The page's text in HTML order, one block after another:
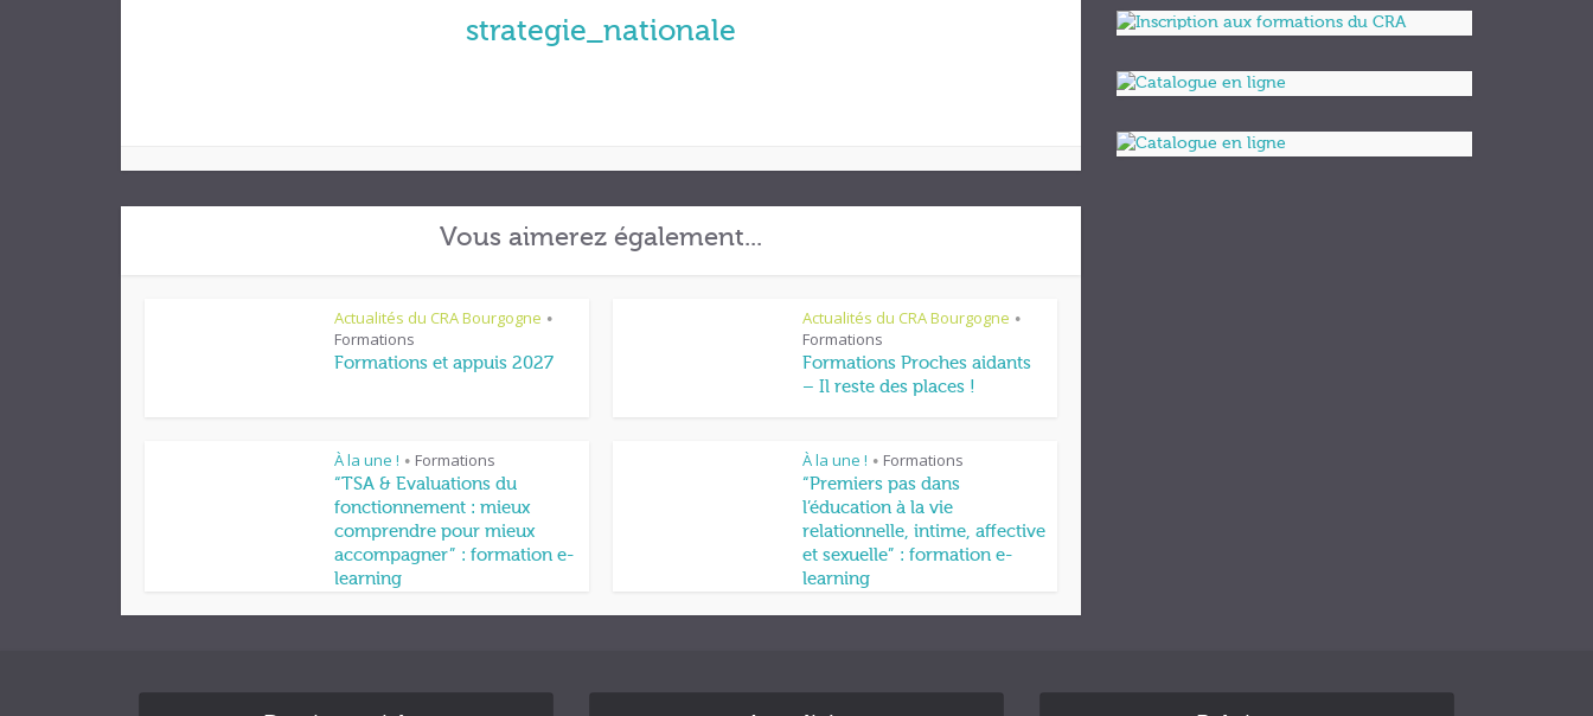
strategie_nationale
Vous aimerez également...
Actualités du CRA Bourgogne •
Formations
Formations et appuis 2027
Actualités du CRA Bourgogne •
Formations
Formations Proches aidants
– Il reste des places !
À la une ! • Formations
“TSA & Evaluations du
fonctionnement : mieux
comprendre pour mieux
accompagner” : formation e-
learning
À la une ! • Formations
“Premiers pas dans
l’éducation à la vie
relationnelle, intime, affective
et sexuelle” : formation e-
learning